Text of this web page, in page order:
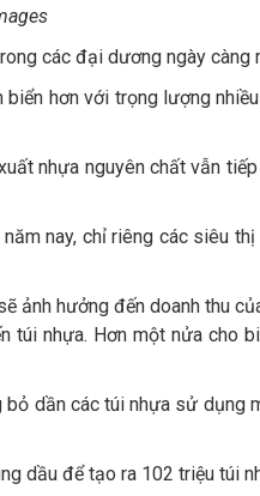
các đại dương ngày càng
hơn với trọng lượng
nhựa nguyên chất vẫn
nay, chỉ riêng các siêu
ảnh hưởng đến doanh thu
túi nhựa. Hơn một nửa cho
dần các túi nhựa sử dụng
dầu để tạo ra 102 triệu túi